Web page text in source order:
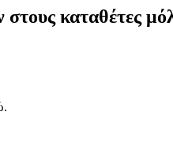
στους καταθέτες